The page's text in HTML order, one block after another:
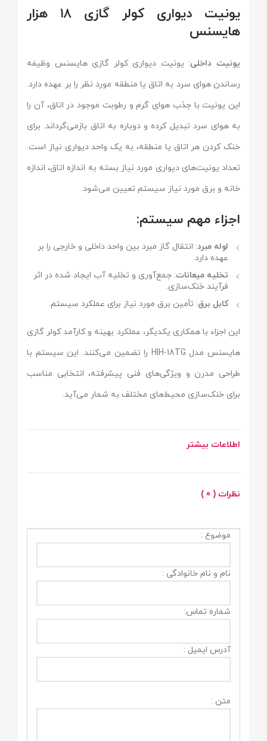
یونیت دیواری کولر گازی ۱۸ هزار
هایسنس
یونیت داخلی: یونیت دیواری کولر گازی هایسنس وظیفه
رساندن هوای سرد به اتاق یا منطقه مورد نظر را بر عهده دارد.
این یونیت با جذب هوای گرم و رطوبت موجود در اتاق، آن را
به هوای سرد تبدیل کرده و دوباره به اتاق بازمی‌گرداند. برای
خنک کردن هر اتاق یا منطقه، به یک واحد دیواری نیاز است.
تعداد یونیت‌های دیواری مورد نیاز بسته به اندازه اتاق، اندازه
خانه و برق مورد نیاز سیستم تعیین می‌شود.
اجزاء مهم سیستم:
لوله مبرد: انتقال گاز مبرد بین واحد داخلی و خارجی را بر
عهده دارد.
تخلیه میعانات: جمع‌آوری و تخلیه آب ایجاد شده در اثر
فرآیند خنک‌سازی.
کابل برق: تأمین برق مورد نیاز برای عملکرد سیستم.
این اجزاء با همکاری یکدیگر، عملکرد بهینه و کارآمد کولر گازی
هایسنس مدل HIH-18TG را تضمین می‌کنند. این سیستم با
طراحی مدرن و ویژگی‌های فنی پیشرفته، انتخابی مناسب
برای خنک‌سازی محیط‌های مختلف به شمار می‌آید.
اطلاعات بیشتر
نظرات ( 0 )
موضوع :
نام و نام خانوادگی :
شماره تماس:
آدرس ایمیل :
متن :